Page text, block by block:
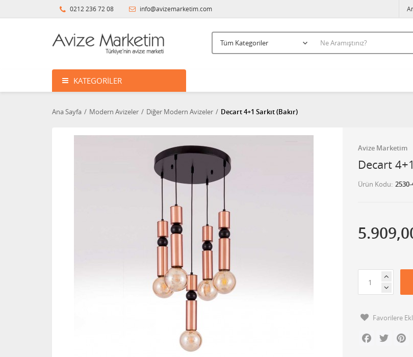
0212 236 72 08 info@avizemarketim.com
KATEGORILER
Ana Sayfa Modern Avizeler Diğer Modern Avizeler Decart 4+1 Sarkıt (Bakır)
Avize Marketim
Decart
Ürün Kodu 2530-
Favorilere
Facebook
Twitter